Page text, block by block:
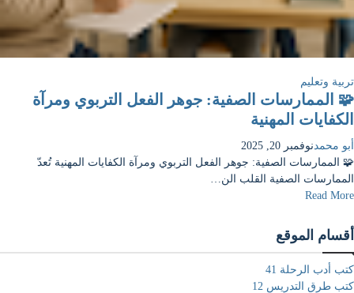
تربية وتعليم
🧩 الممارسات الصفية: جوهر الفعل التربوي ومرآة
الكفايات المهنية
أبو محمد نوفمبر 20, 2025
🧩 الممارسات الصفية: جوهر الفعل التربوي ومرآة الكفايات المهنية تُعدّ
الممارسات الصفية القلب الن…
Read More
أقسام الموقع
كتب أدب الرحلة 41
كتب طرق التدريس 12